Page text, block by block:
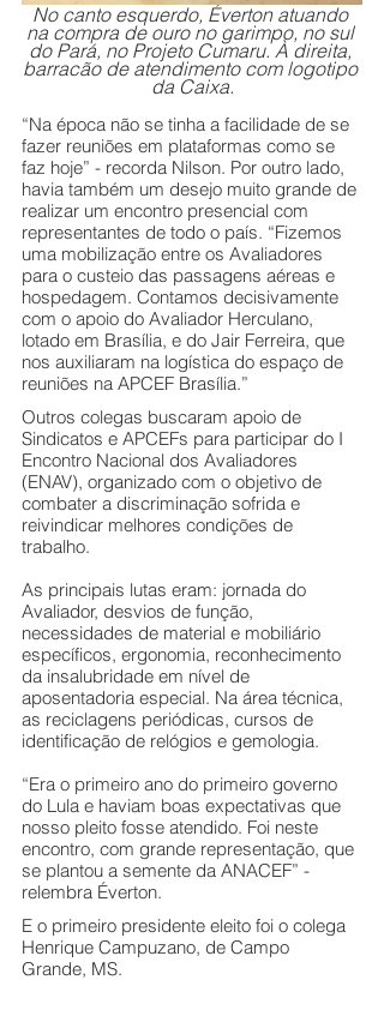
No canto esquerdo, Éverton atuando
na compra de ouro no garimpo, no sul
do Pará, no Projeto Cumaru. À direita,
barracão de atendimento com logotipo
da Caixa.
“Na época não se tinha a facilidade de se
fazer reuniões em plataformas como se
faz hoje” - recorda Nilson. Por outro lado,
havia também um desejo muito grande de
realizar um encontro presencial com
representantes de todo o país. “Fizemos
uma mobilização entre os Avaliadores
para o custeio das passagens aéreas e
hospedagem. Contamos decisivamente
com o apoio do Avaliador Herculano,
lotado em Brasília, e do Jair Ferreira, que
nos auxiliaram na logística do espaço de
reuniões na APCEF Brasília.”
Outros colegas buscaram apoio de
Sindicatos e APCEFs para participar do I
Encontro Nacional dos Avaliadores
(ENAV), organizado com o objetivo de
combater a discriminação sofrida e
reivindicar melhores condições de
trabalho.
As principais lutas eram: jornada do
Avaliador, desvios de função,
necessidades de material e mobiliário
específicos, ergonomia, reconhecimento
da insalubridade em nível de
aposentadoria especial. Na área técnica,
as reciclagens periódicas, cursos de
identificação de relógios e gemologia.
“Era o primeiro ano do primeiro governo
do Lula e haviam boas expectativas que
nosso pleito fosse atendido. Foi neste
encontro, com grande representação, que
se plantou a semente da ANACEF” -
relembra Éverton.
E o primeiro presidente eleito foi o colega
Henrique Campuzano, de Campo
Grande, MS.